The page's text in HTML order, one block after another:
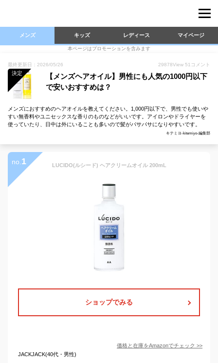
メンズ キッズ レディース マイページ
本ページはプロモーションを含みます
最終更新日：2026/05/26 29878View 51 コメント
決定
【メンズヘアオイル】男性にも人気の1000円以下
で安いおすすめは？
メンズにおすすめのヘアオイルを教えてください。1,000円以下で、男性でも使いや
すい無香料やユニセックスな香りのものなどがいいです。アイロンやドライヤーを
使っていたり、日中は外にいることも多いので髪がパサパサになりやすいです。
キテミヨ-kitemiyo-編集部
no. 1 LUCIDO(ルシード) ヘアクリームオイル 200mL
ショップでみる
価格と在庫をAmazonでチェック >>
JACKJACK(40代・男性)